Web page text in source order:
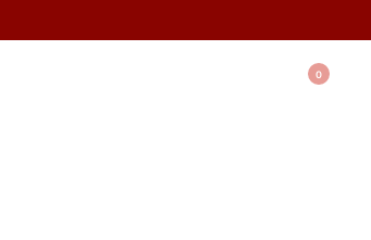
0